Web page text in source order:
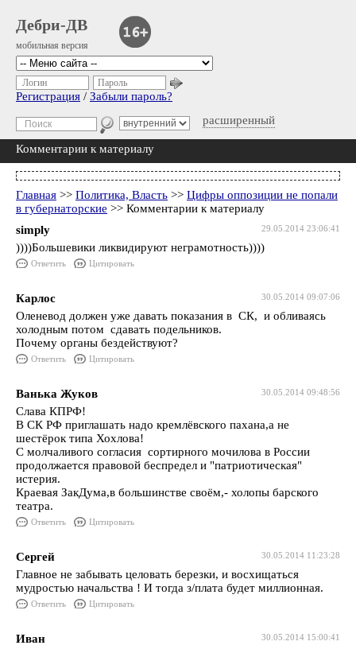
Дебри-ДВ
мобильная версия
расширенный
Логин Пароль
Регистрация / Забыли пароль?
Комментарии к материалу
Главная >> Политика, Власть >> Цифры оппозиции не попали
в губернаторские >> Комментарии к материалу
29.05.2014 23:06:41
simply
))))Большевики ликвидируют неграмотность))))
Ответить Цитировать
30.05.2014 09:07:06
Карлос
Оленевод должен уже давать показания в СК, и обливаясь
холодным потом сдавать подельников.
Почему органы бездействуют?
Ответить Цитировать
30.05.2014 09:48:56
Ванька Жуков
Слава КПРФ!
В СК РФ приглашать надо кремлёвского пахана,а не
шестёрок типа Хохлова!
С молчаливого согласия сортирного мочилова в России
продолжается правовой беспредел и "патриотическая"
истерия.
Краевая ЗакДума,в большинстве своём,- холопы барского
театра.
Ответить Цитировать
30.05.2014 11:23:28
Сергей
Главное не забывать целовать березки, и восхищаться
мудростью начальства ! И тогда з/плата будет миллионная.
Ответить Цитировать
30.05.2014 15:00:41
Иван